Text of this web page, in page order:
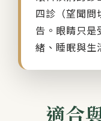
四診（望聞問
告。眼睛只是
緒、睡眠與生
適合